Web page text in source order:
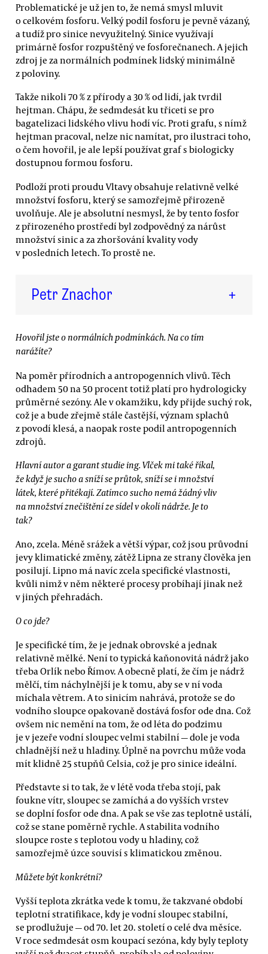
Problematické je už jen to, že nemá smysl mluvit
o celkovém fosforu. Velký podíl fosforu je pevně vázaný,
a tudíž pro sinice nevyužitelný. Sinice využívají
primárně fosfor rozpuštěný ve fosforečnanech. A jejich
zdroj je za normálních podmínek lidský minimálně
z poloviny.
Takže nikoli 70 % z přírody a 30 % od lidí, jak tvrdil
hejtman. Chápu, že sedmdesát ku třiceti se pro
bagatelizaci lidského vlivu hodí víc. Proti grafu, s nímž
hejtman pracoval, nelze nic namítat, pro ilustraci toho,
o čem hovořil, je ale lepší používat graf s biologicky
dostupnou formou fosforu.
Podloží proti proudu Vltavy obsahuje relativně velké
množství fosforu, který se samozřejmě přirozeně
uvolňuje. Ale je absolutní nesmysl, že by tento fosfor
z přirozeného prostředí byl zodpovědný za nárůst
množství sinic a za zhoršování kvality vody
v posledních letech. To prostě ne.
Petr Znachor +
Hovořil jste o normálních podmínkách. Na co tím
narážíte?
Na poměr přírodních a antropogenních vlivů. Těch
odhadem 50 na 50 procent totiž platí pro hydrologicky
průměrné sezóny. Ale v okamžiku, kdy přijde suchý rok,
což je a bude zřejmě stále častější, význam splachů
z povodí klesá, a naopak roste podíl antropogenních
zdrojů.
Hlavní autor a garant studie ing. Vlček mi také říkal,
že když je sucho a sníží se průtok, sníží se i množství
látek, které přitékají. Zatímco sucho nemá žádný vliv
na množství znečištění ze sídel v okolí nádrže. Je to
tak?
Ano, zcela. Méně srážek a větší výpar, což jsou průvodní
jevy klimatické změny, zátěž Lipna ze strany člověka jen
posilují. Lipno má navíc zcela specifické vlastnosti,
kvůli nimž v něm některé procesy probíhají jinak než
v jiných přehradách.
O co jde?
Je specifické tím, že je jednak obrovské a jednak
relativně mělké. Není to typická kaňonovitá nádrž jako
třeba Orlík nebo Římov. A obecně platí, že čím je nádrž
mělčí, tím náchylnější je k tomu, aby se v ní voda
míchala větrem. A to sinicím nahrává, protože se do
vodního sloupce opakovaně dostává fosfor ode dna. Což
ovšem nic nemění na tom, že od léta do podzimu
je v jezeře vodní sloupec velmi stabilní — dole je voda
chladnější než u hladiny. Úplně na povrchu může voda
mít klidně 25 stupňů Celsia, což je pro sinice ideální.
Představte si to tak, že v létě voda třeba stojí, pak
foukne vítr, sloupec se zamíchá a do vyšších vrstev
se doplní fosfor ode dna. A pak se vše zas teplotně ustálí,
což se stane poměrně rychle. A stabilita vodního
sloupce roste s teplotou vody u hladiny, což
samozřejmě úzce souvisí s klimatickou změnou.
Můžete být konkrétní?
Vyšší teplota zkrátka vede k tomu, že takzvané období
teplotní stratifikace, kdy je vodní sloupec stabilní,
se prodlužuje — od 70. let 20. století o celé dva měsíce.
V roce sedmdesát osm koupací sezóna, kdy byly teploty